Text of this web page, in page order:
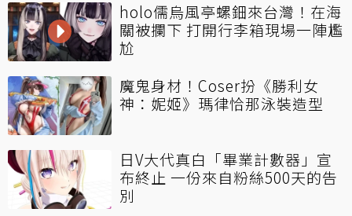
holo儒烏風亭螺鈿來台灣！在海
關被攔下 打開行李箱現場一陣尷
尬
魔鬼身材！Coser扮《勝利女
神：妮姬》瑪律恰那泳裝造型
日V大代真白「畢業計數器」宣
布終止 一份來自粉絲500天的告
別